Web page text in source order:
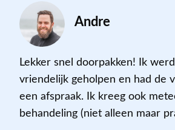
Andre
Lekker snel doorpakken! Ik
vriendelijk geholpen en had de
een afspraak. Ik kreeg ook
behandeling (niet alleen maar